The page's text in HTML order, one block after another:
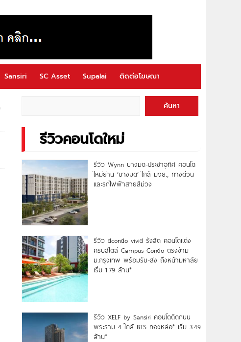
Sansiri SC Asset Supalai ติดต่อโฆษณา
ค้นหา
รีวิวคอนโดใหม่
รีวิว Wynn บางมด-ประชาอุทิศ คอนโด
ใหม่ย่าน ‘บางมด’ ใกล้ มจธ., ทางด่วน
และรถไฟฟ้าสายสีม่วง
รีวิว dcondo vivid รังสิต คอนโดแต่ง
ครบสไตล์ Campus Condo ตรงข้าม
ม.กรุงเทพ พร้อมรับ-ส่ง ถึงหน้ามหาลัย
เริ่ม 1.79 ล้าน*
รีวิว XELF by Sansiri คอนโดติดถนน
พระราม 4 ใกล้ BTS ทองหล่อ* เริ่ม 3.49
ล้าน*